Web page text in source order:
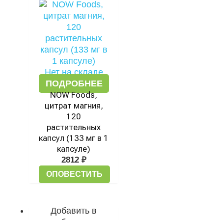
Нет на складе
ПОДРОБНЕЕ
NOW Foods,
цитрат магния,
120
растительных
капсул (133 мг в 1
капсуле)
2812 ₽
ОПОВЕСТИТЬ
Добавить в